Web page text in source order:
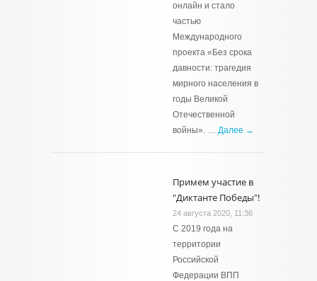
онлайн и стало
частью
Международного
проекта «Без срока
давности: трагедия
мирного населения в
годы Великой
Отечественной
войны». … Далее →
Примем участие в
"Диктанте Победы"!
24 августа 2020, 11:36
С 2019 года на
территории
Российской
Федерации ВПП